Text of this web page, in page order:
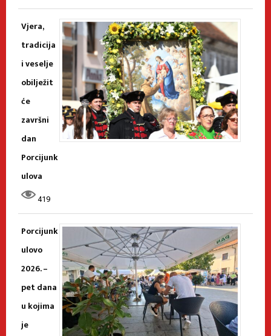
Vjera,
tradicija
i veselje
obilježit
će
završni
dan
Porcijunk
ulova
419
Porcijunk
ulovo
2026. –
pet dana
u kojima
je